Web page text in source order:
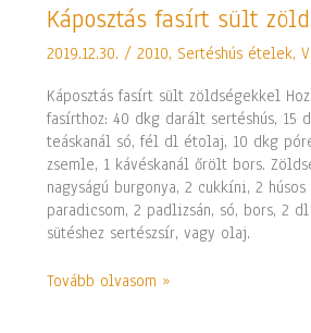
Káposztás fasírt sült
2019.12.30. /2010, Sertéshús ételek,
Káposztás fasírt sült zöldségekkel
fasírthoz: 40 dkg darált sertéshús, 15
teáskanál só, fél dl étolaj, 10 dkg
zsemle, 1 kávéskanál őrölt bors.
nagyságú burgonya, 2 cukkíni, 2
paradicsom, 2 padlizsán, só, bors, 2
sütéshez sertészsír, vagy olaj.
Káposztás
fasírt
sült
Tovább olvasom »